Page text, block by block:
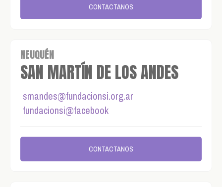
CONTACTANOS
NEUQUÉN
SAN MARTÍN DE LOS ANDES
smandes@fundacionsi.org.ar
fundacionsi@facebook
CONTACTANOS